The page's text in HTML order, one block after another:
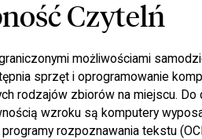
Czytelń
możliwościami
sprzęt i oprogramowanie
rodzajów zbiorów na miejscu.
wzroku są komputery
rozpoznawania tekstu